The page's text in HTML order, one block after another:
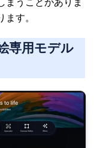
す。
専用モデル